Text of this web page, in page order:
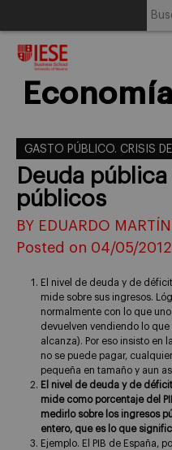
GASTO PÚBLICO. CRISIS
Deuda
públicos
BY EDUARDO
Posted on 04/05/2012
El nivel de deuda y de
mide sobre sus ingresos.
normalmente con lo que
devuelven vendiendo lo
alcanza). Por eso insisto en
no se puede pagar,
pequeña en tamaño y aun
El nivel de deuda y de
mide como porcentaje del
medirlo sobre los ingresos
entero, que es lo que
Ejemplo. El PIB de España,